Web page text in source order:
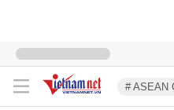
# ASEAN